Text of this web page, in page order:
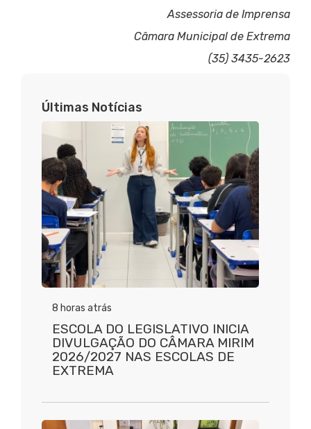
Assessoria de Imprensa
Câmara Municipal de Extrema
(35) 3435-2623
Últimas Notícias
8 horas atrás
ESCOLA DO LEGISLATIVO INICIA
DIVULGAÇÃO DO CÂMARA MIRIM
2026/2027 NAS ESCOLAS DE
EXTREMA